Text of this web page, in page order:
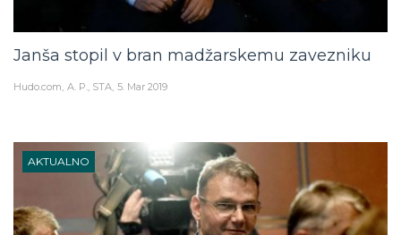
Janša stopil v bran madžarskemu zavezniku
Hudo.com A. P., STA 5. Mar 2019
AKTUALNO